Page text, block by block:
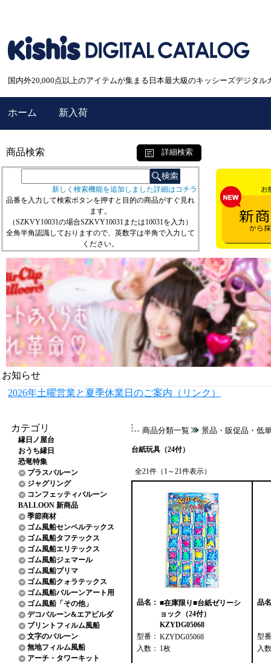
国内外20,000点以上のアイテムが集まる日本最大級のキッシーズデジタル
ホーム 新入荷
商品検索 詳細検索
新しく検索機能を追加しました詳細はコチラ
品番を入力して検索ボタンを押すと目的の商品がすぐ見れ
ます。
（SZKVY10031の場合SZKVY10031または10031を入力）
全角半角認識しておりますので、英数字は半角で入力して
ください。
お知らせ
2026年土曜営業と夏季休業日のご案内（リンク）
カテゴリ
縁日ノ屋台
おうち縁日
恐竜特集
プラスバルーン
ジャグリング
コンフェッティバルーン
BALLOON 新商品
季節商材
ゴム風船センペルテックス
ゴム風船タフテックス
ゴム風船エリテックス
ゴム風船ジェマール
ゴム風船プリマ
ゴム風船クォラテックス
ゴム風船バルーンアート用
ゴム風船「その他」
デコバルーン&エアビルダ
プリントフィルム風船
文字のバルーン
無地フィルム風船
アーチ・タワーキット
商品分類一覧 景品・販促品・低
台紙玩具（24付）
全21件（1～21件表示）
品名： ■在庫限り■台紙ゼリーシ
ョック（24付）
KZYDG05068
型番： KZYDG05068
入数： 1枚
品
型
入